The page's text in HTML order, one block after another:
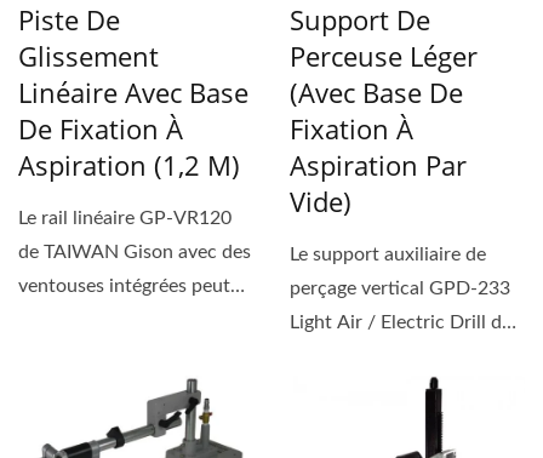
Piste De
Glissement
Linéaire Avec Base
De Fixation À
Aspiration (1,2 M)
Le rail linéaire GP-VR120
de TAIWAN Gison avec des
ventouses intégrées peut
Support De
Perceuse Léger
(avec Base De
Fixation À
Aspiration Par
Vide)
Le support auxiliaire de
perçage vertical GPD-233
Light Air / Electric Drill de